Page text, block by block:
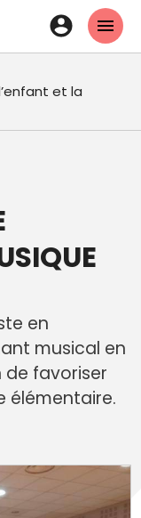
En-
tête
-et la
en
musical en
de favoriser
élémentaire.